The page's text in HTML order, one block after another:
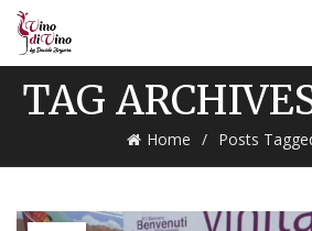
TAG
Home Posts